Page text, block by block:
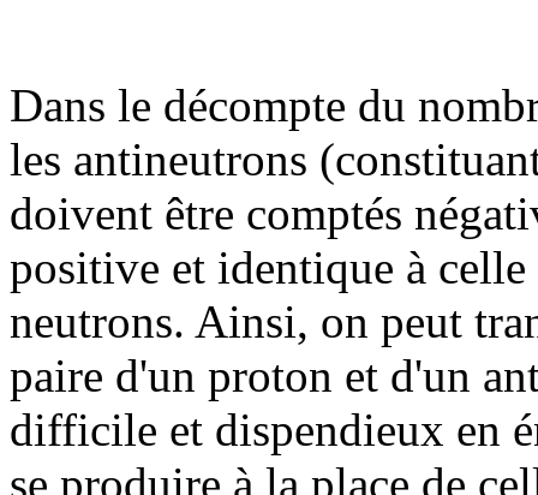
Dans le décompte du
les antineutrons
doivent être comptés
positive et identique à
neutrons. Ainsi, on peut
paire d'un proton et d'un
difficile et dispendieux en
se produire à la place de